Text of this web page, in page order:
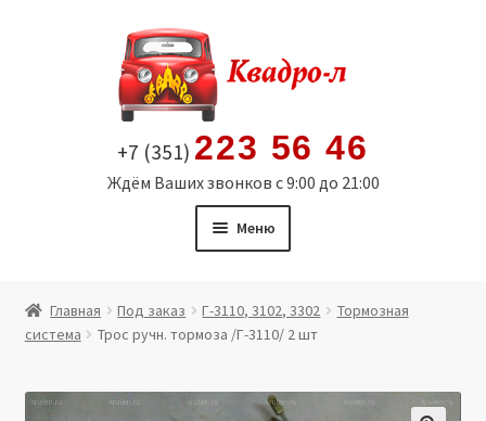
содержимому
+7 (351) 223 56 46
Ждём Ваших звонков с 9:00 до 21:00
Меню
Витрина
Мой аккаунт
Главная Под заказ Г-3110, 3102, 3302
Тормозная
система
Трос ручн. тормоза /Г-3110/ 2 шт